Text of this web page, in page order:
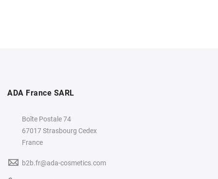
ADA France SARL
Boîte Postale 74
67017 Strasbourg Cedex
France
b2b.fr@ada-cosmetics.com